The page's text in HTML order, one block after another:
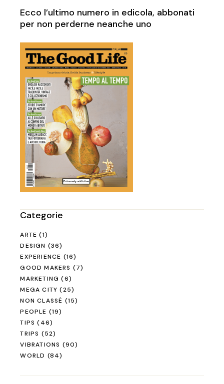
Ecco l’ultimo numero in edicola, abbonati
per non perderne neanche uno
Categorie
ARTE (1)
DESIGN (36)
EXPERIENCE (16)
GOOD MAKERS (7)
MARKETING (6)
MEGA CITY (25)
NON CLASSÉ (15)
PEOPLE (19)
TIPS (46)
TRIPS (52)
VIBRATIONS (90)
WORLD (84)